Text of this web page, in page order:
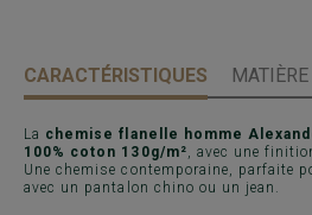
CARACTÉRISTIQUES
La chemise flanelle homme
100% coton 130g/m², avec une
Une chemise contemporaine, parfaite
avec un pantalon chino ou un jean.